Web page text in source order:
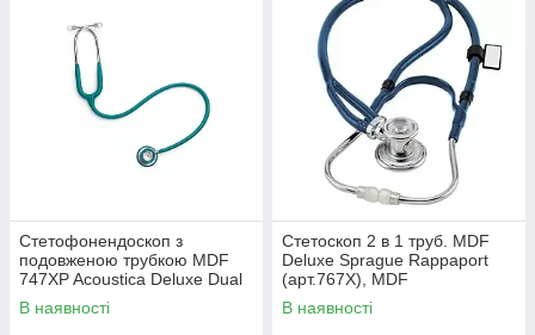
Стетофонендоскоп з
подовженою трубкою MDF
747XP Acoustica Deluxe Dual
Head (США)
В наявності
Стетоскоп 2 в 1 труб. MDF
Deluxe Sprague Rappaport
(арт.767X), MDF
В наявності